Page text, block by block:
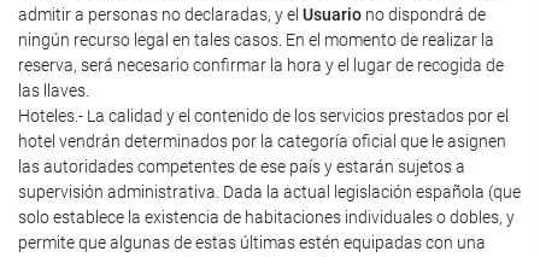
admitir a personas no declaradas, y el Usuario no dispondrá de
ningún recurso legal en tales casos. En el momento de realizar la
reserva, será necesario confirmar la hora y el lugar de recogida de
las llaves.
Hoteles.- La calidad y el contenido de los servicios prestados por el
hotel vendrán determinados por la categoría oficial que le asignen
las autoridades competentes de ese país y estarán sujetos a
supervisión administrativa. Dada la actual legislación española (que
solo establece la existencia de habitaciones individuales o dobles, y
permite que algunas de estas últimas estén equipadas con una